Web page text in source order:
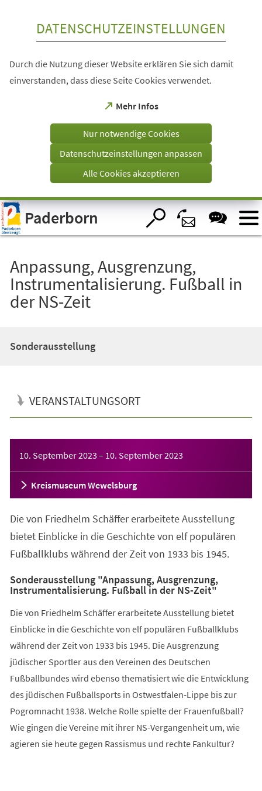
Visuelle
Assistenzsoftware
öffnen.
DATENSCHUTZEINSTELLUNGEN
Durch die Nutzung dieser Website erklären Sie sich damit
einverstanden, dass diese Seite Cookies verwendet.
Mehr Infos
(Öffnet
einem
Tab)
Nur notwendige Cookies
Datenschutzeinstellungen anpassen
Alle Cookies akzeptieren
Paderborn
Anpassung, Ausgrenzung,
Instrumentalisierung. Fußball in
der NS-Zeit
Sonderausstellung
VERANSTALTUNGSORT
10. September 2023 – 10. September 2023
Kreismuseum Wewelsburg
Die von Friedhelm Schäffer erarbeitete Ausstellung
bietet Einblicke in die Geschichte von elf populären
Fußballklubs während der Zeit von 1933 bis 1945.
Sonderausstellung "Anpassung, Ausgrenzung,
Instrumentalisierung. Fußball in der NS-Zeit"
Die von Friedhelm Schäffer erarbeitete Ausstellung bietet
Einblicke in die Geschichte von elf populären Fußballklubs
während der Zeit von 1933 bis 1945. Die Ausgrenzung
jüdischer Sportler aus den Vereinen des Deutschen
Fußballbundes wird ebenso thematisiert wie die Entwicklung
des jüdischen Fußballsports in Ostwestfalen-Lippe bis zur
Pogromnacht 1938. Welche Rolle spielte der Frauenfußball?
Wie gingen die Vereine mit ihrer NS-Vergangenheit um, wie
agieren sie heute gegen Rassismus und rechte Fankultur?